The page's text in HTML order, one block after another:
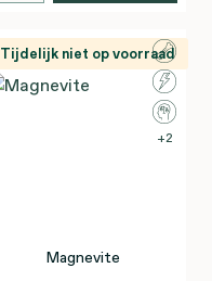
Tijdelijk niet op voorraad
2
Magnevite